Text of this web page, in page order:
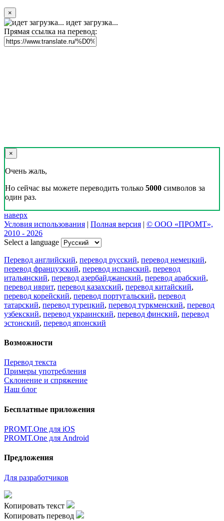
×
идет загрузка...
Прямая ссылка на перевод:
×
Очень жаль,
Но сейчас вы можете переводить только 5000 символов за
один раз.
наверх
Условия использования | Полная версия | © ООО «ПРОМТ»,
2010 - 2026
Select a language
Перевод английский, перевод русский, перевод немецкий,
перевод французский, перевод испанский, перевод
итальянский, перевод азербайджанский, перевод арабский,
перевод иврит, перевод казахский, перевод китайский,
перевод корейский, перевод португальский, перевод
татарский, перевод турецкий, перевод туркменский, перевод
узбекский, перевод украинский, перевод финский, перевод
эстонский, перевод японский
Возможности
Перевод текста
Примеры употребления
Склонение и спряжение
Наш блог
Бесплатные приложения
PROMT.One для iOS
PROMT.One для Android
Предложения
Для разработчиков
Копировать текст
Копировать перевод